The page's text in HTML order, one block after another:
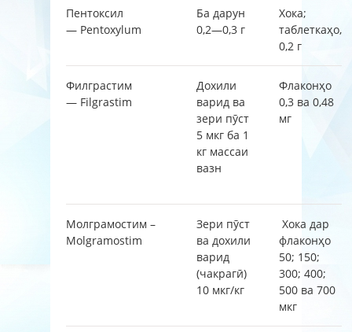
Пентоксил
— Pentoxylum
Ба дарун
0,2—0,3 г
Хока;
таблеткаҳо,
0,2 г
Филграстим
— Filgrastim
Дохили
варид ва
зери пӯст
5 мкг ба 1
кг массаи
вазн
Флаконҳо
0,3 ва 0,48
мг
Молграмостим –
Molgramostim
Зери пӯст
ва дохили
варид
(чакрагӣ)
10 мкг/кг
Хока дар
флаконҳо
50; 150;
300; 400;
500 ва 700
мкг